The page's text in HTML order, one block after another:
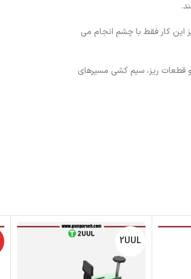
این کار فقط با چشم انجام می
قطعات ریز، سیم کشی مسیرهای
2UUL